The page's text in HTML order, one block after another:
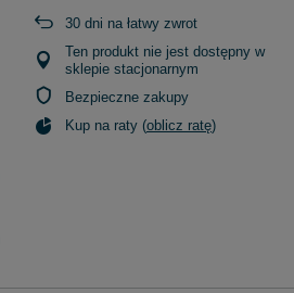
30 dni na łatwy zwrot
Ten produkt nie jest dostępny w
sklepie stacjonarnym
Bezpieczne zakupy
Kup na raty (oblicz ratę)